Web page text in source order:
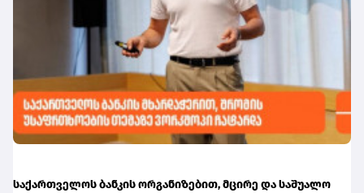
საქართველოს ბანკის ორგანიზებით, მცირე და საშუალო